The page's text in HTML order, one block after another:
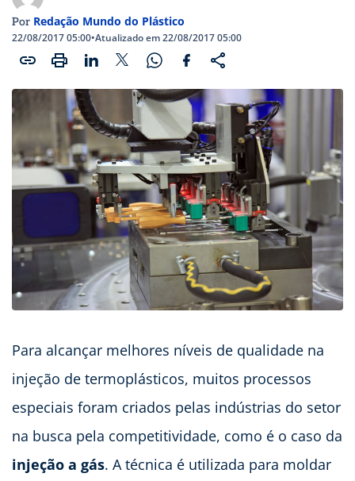
Por Redação Mundo do Plástico
22/08/2017 05:00•Atualizado em 22/08/2017 05:00
Para alcançar melhores níveis de qualidade na
injeção de termoplásticos, muitos processos
especiais foram criados pelas indústrias do setor
na busca pela competitividade, como é o caso da
injeção a gás. A técnica é utilizada para moldar